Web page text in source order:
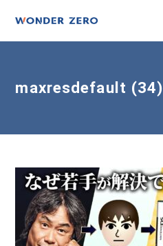
maxresdefault (34)